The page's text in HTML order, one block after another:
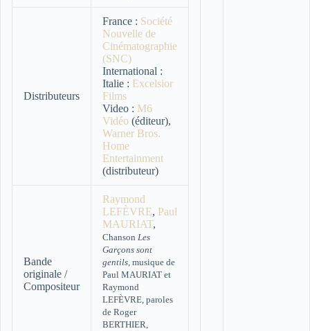
Distributeurs
France : Société
Nouvelle de
Cinématographie
(SNC)
International :
Italie : Excelsior
Films
Video : M6
Vidéo (éditeur),
Warner Bros.
Home
Entertainment
(distributeur)
Bande
originale /
Compositeur
Raymond
LEFÈVRE, Paul
MAURIAT,
Chanson Les
Garçons sont
gentils, musique de
Paul MAURIAT et
Raymond
LEFÈVRE, paroles
de Roger
BERTHIER,